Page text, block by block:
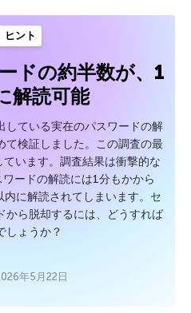
ヒント
ドの約半数が、1
解読可能
している実在のパスワードの解
て検証しました。この調査の最
います。調査結果は衝撃的な
ードの解読には1分もかから
に解読されてしまいます。セ
から脱却するには、どうすれば
しょうか？
年5月22日